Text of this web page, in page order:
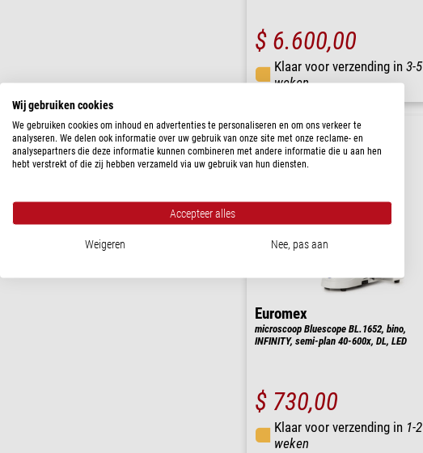
$ 6.600,00
Klaar voor verzending in 3-5
weken
Euromex
microscoop Bluescope BL.1652, bino,
INFINITY, semi-plan 40-600x, DL, LED
$ 730,00
Klaar voor verzending in 1-2
weken
Wij gebruiken cookies
We gebruiken cookies om inhoud en advertenties te personaliseren en om ons verkeer te
analyseren. We delen ook informatie over uw gebruik van onze site met onze reclame- en
analysepartners die deze informatie kunnen combineren met andere informatie die u aan hen
hebt verstrekt of die zij hebben verzameld via uw gebruik van hun diensten.
Accepteer alles
Weigeren Nee, pas aan